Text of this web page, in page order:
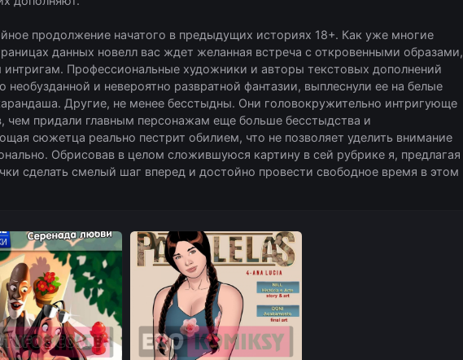
продолжение начатого в предыдущих историях 18+. Как уже многие
данных новелл вас ждет желанная встреча с откровенными образами,
Профессиональные художники и авторы текстовых дополнений
и невероятно развратной фантазии, выплеснули ее на белые
Другие, не менее бесстыдны. Они головокружительно интригующе
чем придали главным персонажам еще больше бесстыдства и
сюжетца реально пестрит обилием, что не позволяет уделить внимание
Обрисовав в целом сложившуюся картину в сей рубрике я, предлагая
сделать смелый шаг вперед и достойно провести свободное время в этом